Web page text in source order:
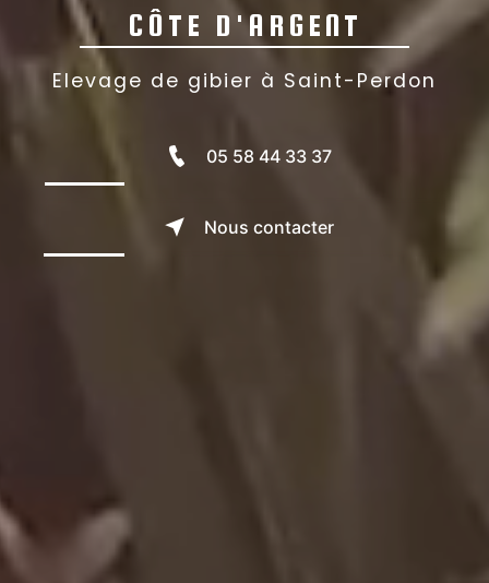
CÔTE D'ARGENT
Elevage de gibier à Saint-Perdon
05 58 44 33 37
Nous contacter